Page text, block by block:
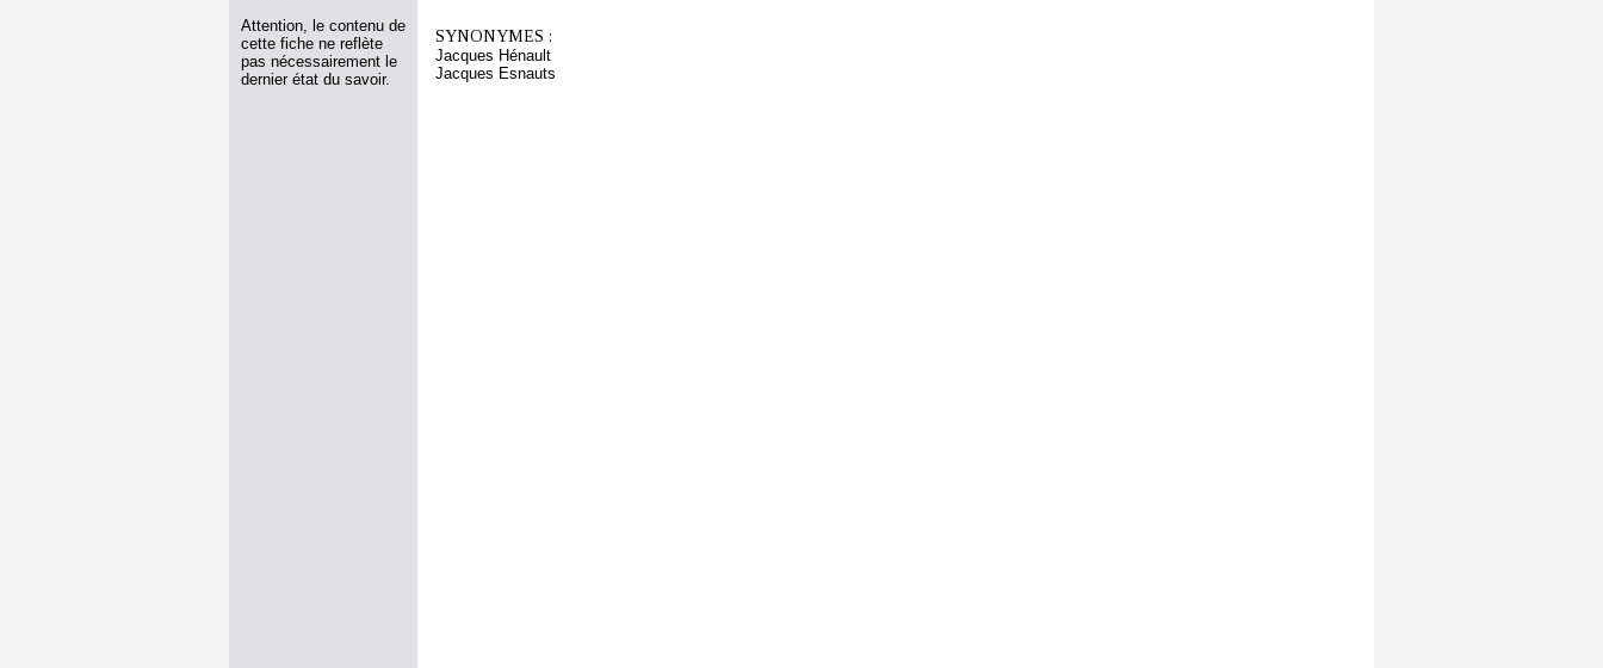
Attention, le contenu de
cette fiche ne reflète
pas nécessairement le
dernier état du savoir.
SYNONYMES :
Jacques Hénault
Jacques Esnauts